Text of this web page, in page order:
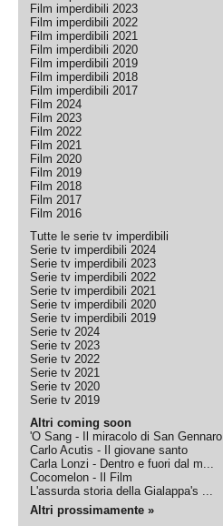
Film imperdibili 2023
Film imperdibili 2022
Film imperdibili 2021
Film imperdibili 2020
Film imperdibili 2019
Film imperdibili 2018
Film imperdibili 2017
Film 2024
Film 2023
Film 2022
Film 2021
Film 2020
Film 2019
Film 2018
Film 2017
Film 2016
Tutte le serie tv imperdibili
Serie tv imperdibili 2024
Serie tv imperdibili 2023
Serie tv imperdibili 2022
Serie tv imperdibili 2021
Serie tv imperdibili 2020
Serie tv imperdibili 2019
Serie tv 2024
Serie tv 2023
Serie tv 2022
Serie tv 2021
Serie tv 2020
Serie tv 2019
Altri coming soon
'O Sang - Il miracolo di San Gennaro
Carlo Acutis - Il giovane santo
Carla Lonzi - Dentro e fuori dal m...
Cocomelon - Il Film
L'assurda storia della Gialappa's ...
Altri prossimamente »